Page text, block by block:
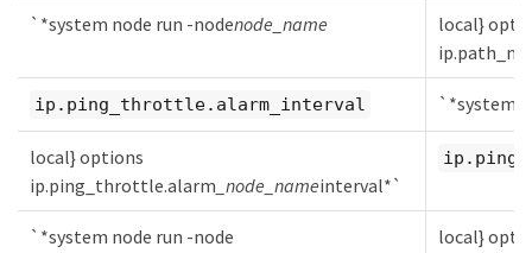
`*system node run -nodenode_name
local}
ip.ping_throttle.alarm_interval `*system
local} options
ip.ping_throttle.alarm _node_nameinterval*`
`*system node run -node local}